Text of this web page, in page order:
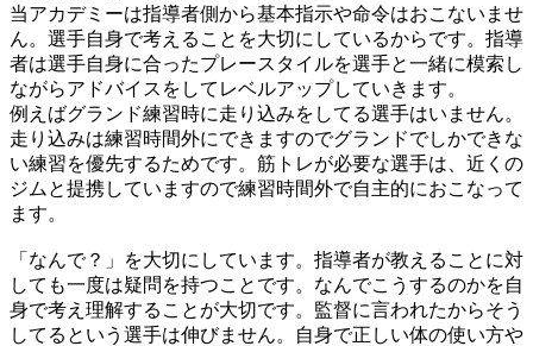
当アカデミーは指導者側から基本指示や命令はおこないませ
ん。選手自身で考えることを大切にしているからです。指導
者は選手自身に合ったプレースタイルを選手と一緒に模索し
ながらアドバイスをしてレベルアップしていきます。
例えばグランド練習時に走り込みをしてる選手はいません。
走り込みは練習時間外にできますのでグランドでしかできな
い練習を優先するためです。筋トレが必要な選手は、近くの
ジムと提携していますので練習時間外で自主的におこなって
ます。
「なんで？」を大切にしています。指導者が教えることに対
しても一度は疑問を持つことです。なんでこうするのかを自
身で考え理解することが大切です。監督に言われたからそう
してるという選手は伸びません。自身で正しい体の使い方や